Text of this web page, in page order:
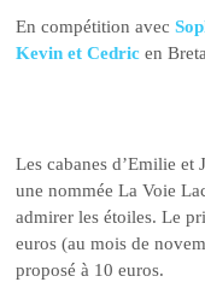
En compétition avec
Kevin et Cedric en
Les cabanes d’Emilie et
une nommée La Voie
admirer les étoiles. Le
euros (au mois de
proposé à 10 euros.